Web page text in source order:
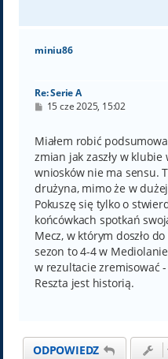
miniu86
Re: Serie A
P
t
15 cze 2025, 15:02
Miałem robić
zmian jak zaszły w
wniosków nie ma sensu.
drużyna, mimo że w
Pokuszę się tylko o
końcówkach spotkań
Mecz, w którym doszło
sezon to 4-4 w
w rezultacie zremisować
Reszta jest historią.
ODPOWIEDZ